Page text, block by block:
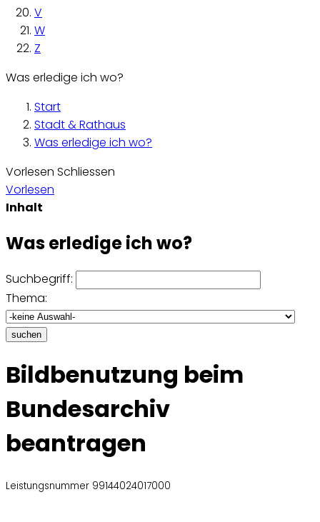
V
W
Z
Was erledige ich wo?
Start
Stadt & Rathaus
Was erledige ich wo?
Vorlesen Schliessen
Vorlesen
Inhalt
Was erledige ich wo?
Suchbegriff:
Thema:
suchen
Bildbenutzung beim
Bundesarchiv
beantragen
Leistungsnummer 99144024017000